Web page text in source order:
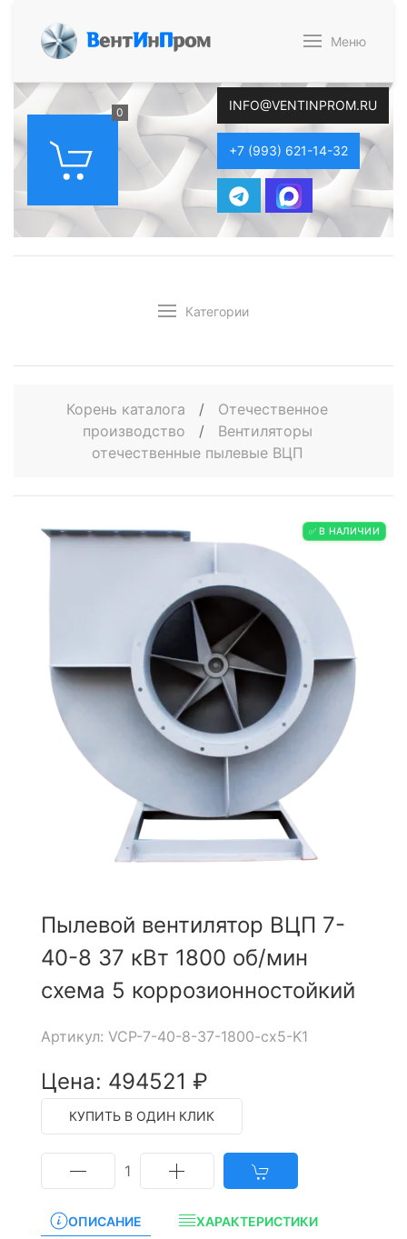
ВентИнПром Меню
0 INFO@VENTINPROM.RU
+7 (993) 621-14-32
Категории
Корень каталога /
Отечественное
производство
/
Вентиляторы
отечественные пылевые ВЦП
✅ В НАЛИЧИИ
Пылевой вентилятор ВЦП 7-
40-8 37 кВт 1800 об/мин
схема 5 коррозионностойкий
Артикул: VCP-7-40-8-37-1800-cx5-K1
Цена: 494521 ₽
КУПИТЬ В ОДИН КЛИК
1
ОПИСАНИЕ
ХАРАКТЕРИСТИКИ